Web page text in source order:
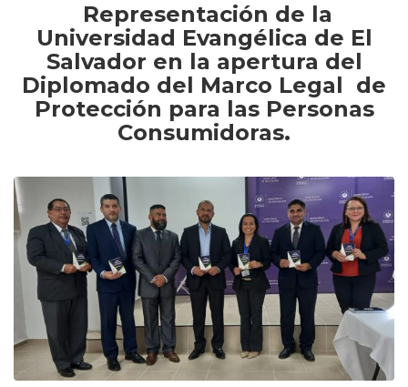
Representación de la
Universidad Evangélica de El
Salvador en la apertura del
Diplomado del Marco Legal de
Protección para las Personas
Consumidoras.